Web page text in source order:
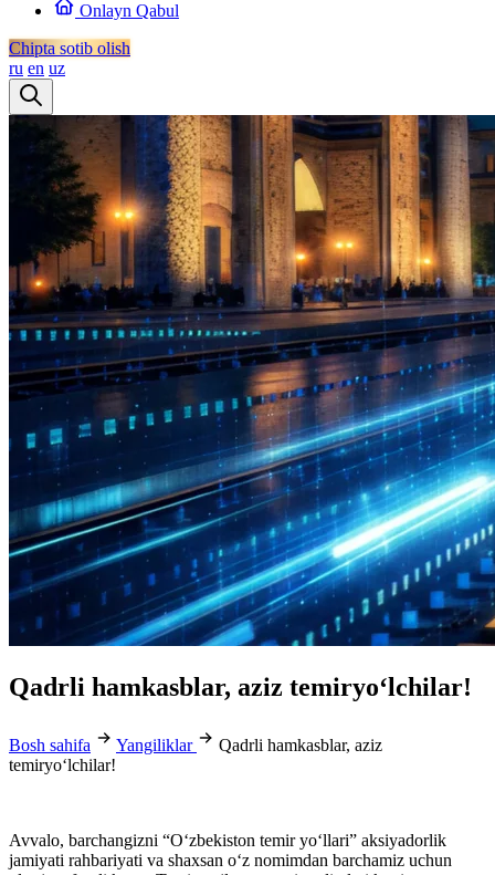
Onlayn Qabul
Chipta sotib olish
ru en uz
Qadrli hamkasblar, aziz temiryo‘lchilar!
Bosh sahifa Yangiliklar
Qadrli hamkasblar, aziz
temiryo‘lchilar!
Avvalo, barchangizni “O‘zbekiston temir yo‘llari” aksiyadorlik
jamiyati rahbariyati va shaxsan o‘z nomimdan barchamiz uchun